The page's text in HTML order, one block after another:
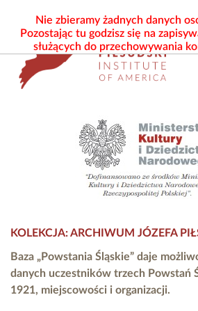
KOLEKCJA: ARCHIWUM JÓZEFA
Baza „Powstania Śląskie” daje
danych uczestników trzech Powstań
1921, miejscowości i organizacji.
Nie zbieramy żadnych danych
Pozostając tu godzisz się na
służących do przechowywania